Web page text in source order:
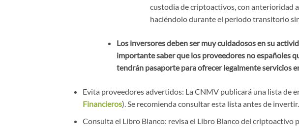
custodia de criptoactivos, con anterioridad
haciéndolo durante el periodo transitorio
Los inversores deben ser muy cuidadosos en su
importante saber que los proveedores no españoles
tendrán pasaporte para ofrecer legalmente servicios
Evita proveedores advertidos: La CNMV publicará una lista de
Financieros). Se recomienda consultar esta lista antes de invertir.
Consulta el Libro Blanco: revisa el Libro Blanco del criptoactivo